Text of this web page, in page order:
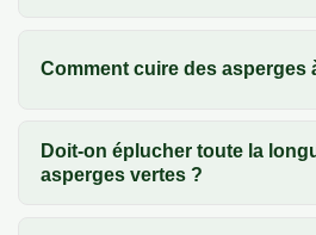
Comment cuire des asperges
Doit-on éplucher toute la
asperges vertes ?